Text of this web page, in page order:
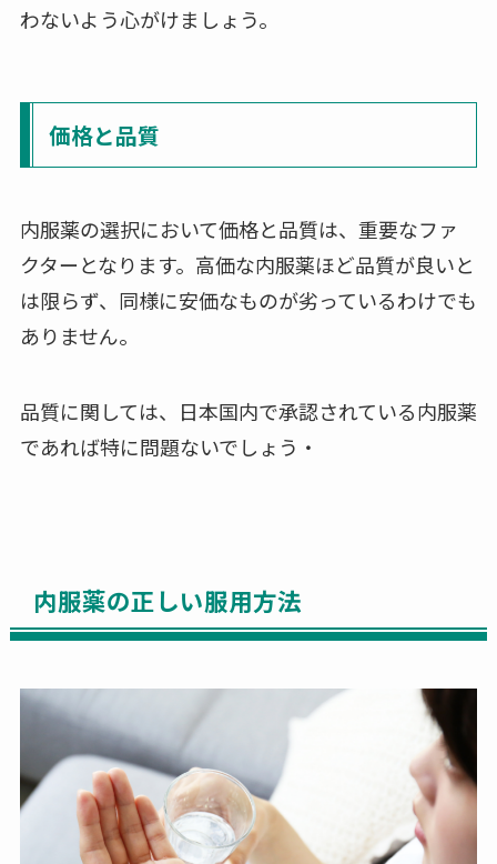
わないよう心がけましょう。
価格と品質
内服薬の選択において価格と品質は、重要なファ
クターとなります。高価な内服薬ほど品質が良いと
は限らず、同様に安価なものが劣っているわけでも
ありません。
品質に関しては、日本国内で承認されている内服薬
であれば特に問題ないでしょう・
内服薬の正しい服用方法